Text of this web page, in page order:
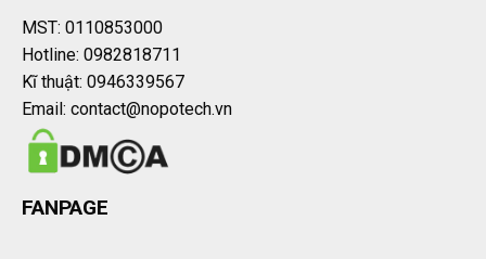
MST: 0110853000
Hotline: 0982818711
Kĩ thuật: 0946339567
Email: contact@nopotech.vn
FANPAGE